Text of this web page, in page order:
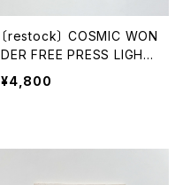
〔restock〕 COSMIC WON
DER FREE PRESS LIGHT
CATALOG 1
¥4,800